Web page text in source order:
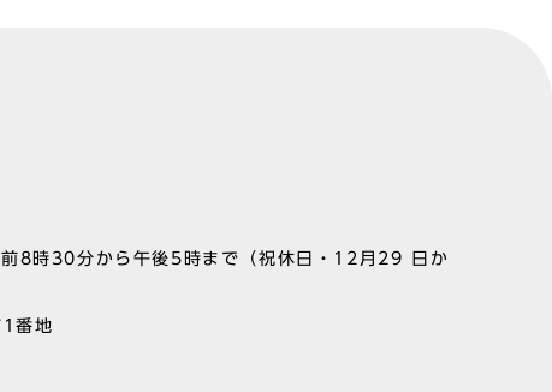
前8時30分から午後5時まで（祝休日・12月29 日か
番地